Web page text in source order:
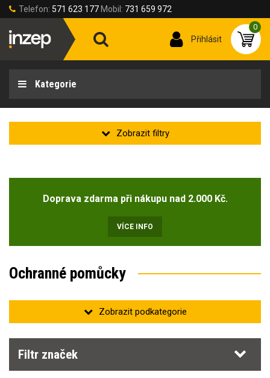
Telefon: 571 623 177 Mobil: 731 659 972
Přihlásit
0
Kategorie
Doprava zdarma při nákupu nad 2.000 Kč.
VÍCE INFO
Ochranné pomůcky
Ochrana zraku
Filtr značek